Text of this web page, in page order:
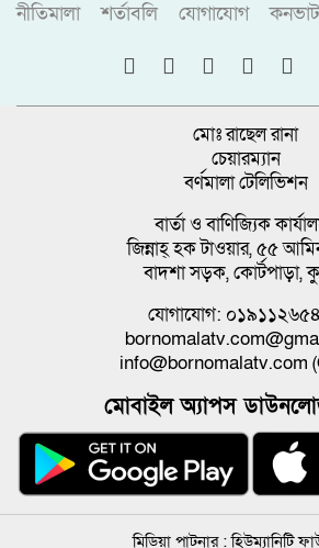
নীতিমালা
শর্তাবলি যোগাযোগ
মোঃ রাছেল রানা
চেয়ারম্যান
বর্ণমালা টেলিভিশন
বার্তা ও বাণিজ্যিক
জিন্নাহ্ হক টাওয়ার, ৫৫
বাদশা সড়ক, কোর্টপাড়া,
যোগাযোগ:
info@bornomalatv.com
মোবাইল অ্যাপস
মিডিয়া পাটনার :হিউম্যানিটি